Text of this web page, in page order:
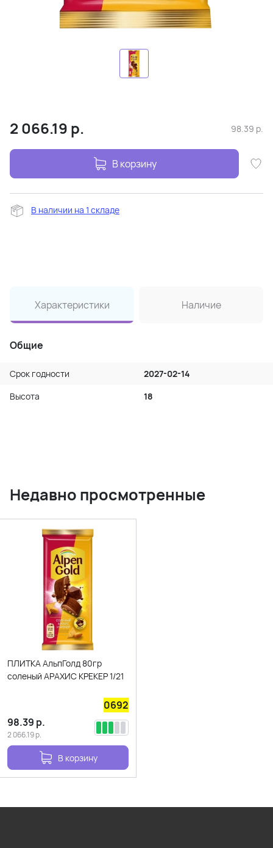
2 066.19 р. 98.39 р.
В корзину
В наличии на 1 складе
Характеристики Наличие
Общие
Срок годности
2027-02-14
Высота
18
Недавно просмотренные
ПЛИТКА АльпГолд 80гр
соленый АРАХИС КРЕКЕР 1/21
0692
98.39 р.
2 066.19р.
В корзину